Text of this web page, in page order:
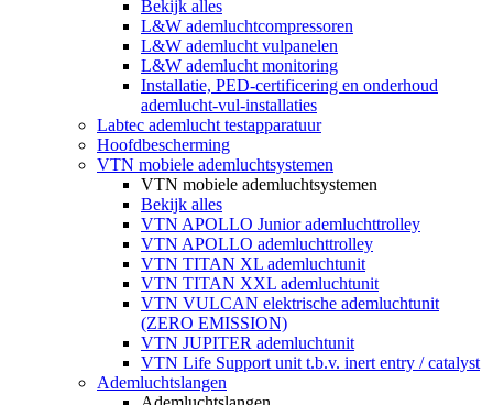
Bekijk alles
L&W ademluchtcompressoren
L&W ademlucht vulpanelen
L&W ademlucht monitoring
Installatie, PED-certificering en onderhoud
ademlucht-vul-installaties
Labtec ademlucht testapparatuur
Hoofdbescherming
VTN mobiele ademluchtsystemen
VTN mobiele ademluchtsystemen
Bekijk alles
VTN APOLLO Junior ademluchttrolley
VTN APOLLO ademluchttrolley
VTN TITAN XL ademluchtunit
VTN TITAN XXL ademluchtunit
VTN VULCAN elektrische ademluchtunit
(ZERO EMISSION)
VTN JUPITER ademluchtunit
VTN Life Support unit t.b.v. inert entry / catalyst
Ademluchtslangen